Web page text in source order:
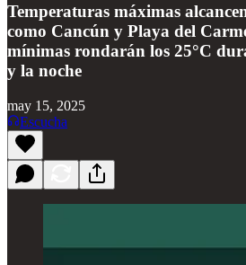
Temperaturas máximas
como Cancún y Playa del
mínimas rondarán los 25°C
y la noche
may 15, 2025
Escucha